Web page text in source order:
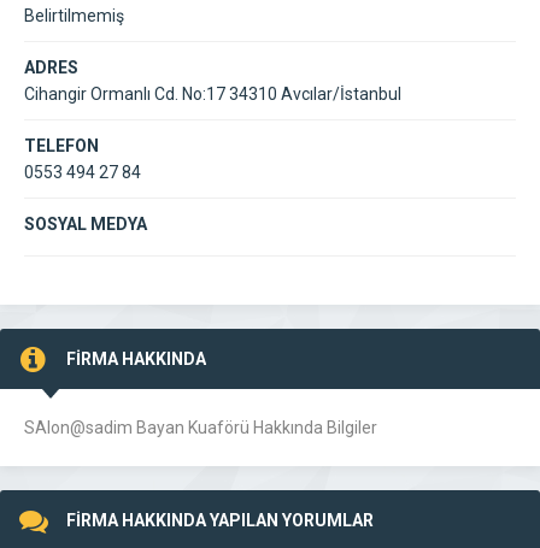
Belirtilmemiş
ADRES
Cihangir Ormanlı Cd. No:17 34310 Avcılar/İstanbul
TELEFON
0553 494 27 84
SOSYAL MEDYA
FİRMA HAKKINDA
SAlon@sadim Bayan Kuaförü Hakkında Bilgiler
FİRMA HAKKINDA YAPILAN YORUMLAR